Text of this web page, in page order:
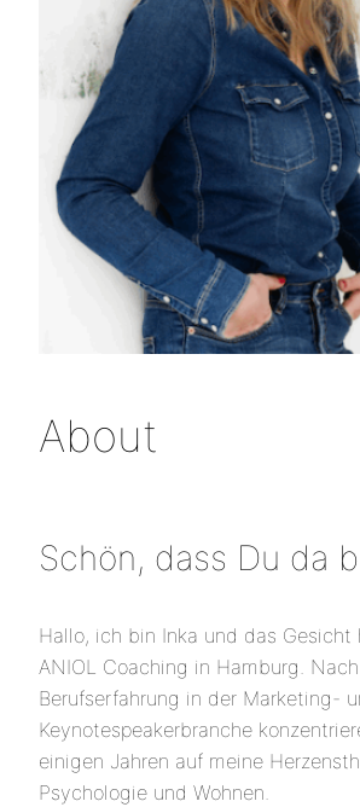
About
Schön, dass Du da
Hallo, ich bin Inka und das Gesicht
ANIOL Coaching in Hamburg.
Berufserfahrung in der Marketing-
Keynotespeakerbranche
einigen Jahren auf meine
Psychologie und Wohnen.